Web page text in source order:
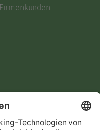
Firmenkunden